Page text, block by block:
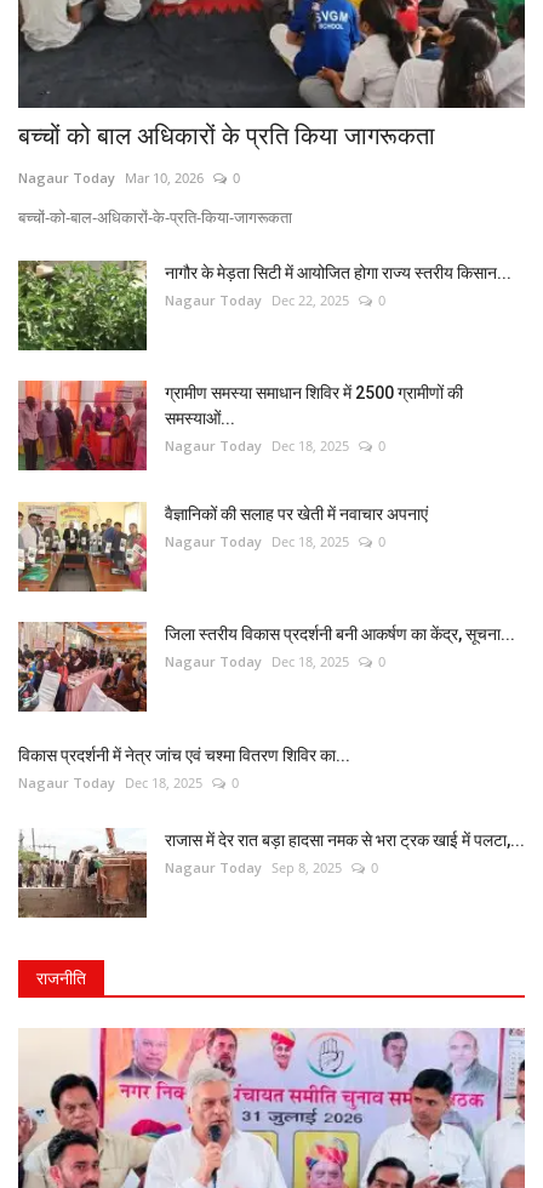
बच्चों को बाल अधिकारों के प्रति किया जागरूकता
Nagaur Today Mar 10, 2026 0
बच्चों-को-बाल-अधिकारों-के-प्रति-किया-जागरूकता
नागौर के मेड़ता सिटी में आयोजित होगा राज्य स्तरीय किसान...
Nagaur Today Dec 22, 2025 0
ग्रामीण समस्या समाधान शिविर में 2500 ग्रामीणों की
समस्याओं...
Nagaur Today Dec 18, 2025 0
वैज्ञानिकों की सलाह पर खेती में नवाचार अपनाएं
Nagaur Today Dec 18, 2025 0
जिला स्तरीय विकास प्रदर्शनी बनी आकर्षण का केंद्र, सूचना...
Nagaur Today Dec 18, 2025 0
विकास प्रदर्शनी में नेत्र जांच एवं चश्मा वितरण शिविर का...
Nagaur Today Dec 18, 2025 0
राजास में देर रात बड़ा हादसा नमक से भरा ट्रक खाई में पलटा,...
Nagaur Today Sep 8, 2025 0
राजनीति